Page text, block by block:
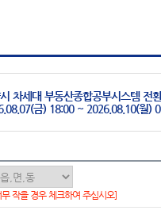
차세대 부동산종합공부시스템 전
금) 18:00 ~ 2026.08.10(월)
작을 경우 체크하여 주십시오]